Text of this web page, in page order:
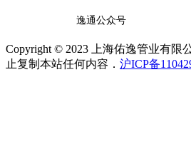
逸通公众号
Copyright © 2023 上海佑逸管业有限
止复制本站任何内容． 沪ICP备